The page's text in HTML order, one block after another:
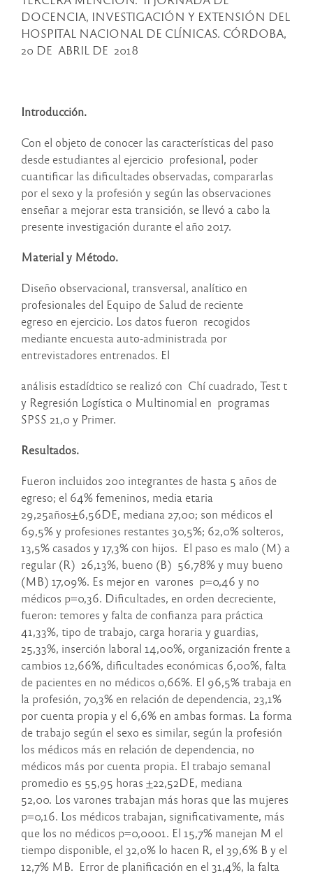
DOCENCIA, INVESTIGACIÓN Y EXTENSIÓN DEL
HOSPITAL NACIONAL DE CLÍNICAS. CÓRDOBA,
20 DE ABRIL DE 2018
Introducción.
Con el objeto de conocer las características del paso
desde estudiantes al ejercicio profesional, poder
cuantificar las dificultades observadas, compararlas
por el sexo y la profesión y según las observaciones
enseñar a mejorar esta transición, se llevó a cabo la
presente investigación durante el año 2017.
Material y Método.
Diseño observacional, transversal, analítico en
profesionales del Equipo de Salud de reciente
egreso en ejercicio. Los datos fueron recogidos
mediante encuesta auto-administrada por
entrevistadores entrenados. El
análisis estadídtico se realizó con Chí cuadrado, Test t
y Regresión Logística o Multinomial en programas
SPSS 21,0 y Primer.
Resultados.
Fueron incluidos 200 integrantes de hasta 5 años de
egreso; el 64% femeninos, media etaria
29,25años+6,56DE, mediana 27,00; son médicos el
69,5% y profesiones restantes 30,5%; 62,0% solteros,
13,5% casados y 17,3% con hijos. El paso es malo (M) a
regular (R) 26,13%, bueno (B) 56,78% y muy bueno
(MB) 17,09%. Es mejor en varones p=0,46 y no
médicos p=0,36. Dificultades, en orden decreciente,
fueron: temores y falta de confianza para práctica
41,33%, tipo de trabajo, carga horaria y guardias,
25,33%, inserción laboral 14,00%, organización frente a
cambios 12,66%, dificultades económicas 6,00%, falta
de pacientes en no médicos 0,66%. El 96,5% trabaja en
la profesión, 70,3% en relación de dependencia, 23,1%
por cuenta propia y el 6,6% en ambas formas. La forma
de trabajo según el sexo es similar, según la profesión
los médicos más en relación de dependencia, no
médicos más por cuenta propia. El trabajo semanal
promedio es 55,95 horas +22,52DE, mediana
52,00. Los varones trabajan más horas que las mujeres
p=0,16. Los médicos trabajan, significativamente, más
que los no médicos p=0,0001. El 15,7% manejan M el
tiempo disponible, el 32,0% lo hacen R, el 39,6% B y el
12,7% MB. Error de planificación en el 31,4%, la falta